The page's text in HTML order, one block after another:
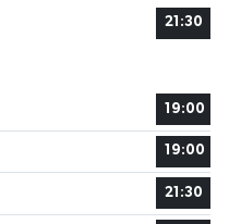
21:30
19:00
19:00
21:30